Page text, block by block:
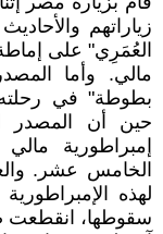
زياراتهم
العُمَرِي" على
مالي. وأما
حين أن المصدر
إمبراطورية
الخامس عشر.
لهذه
سقوطها، انقطعت